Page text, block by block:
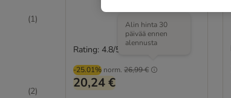
(1)
(2)
-25.01% norm. 26,99 €
Alin hinta 30
päivää ennen
alennusta
20,24 €
Rating: 4.8/5